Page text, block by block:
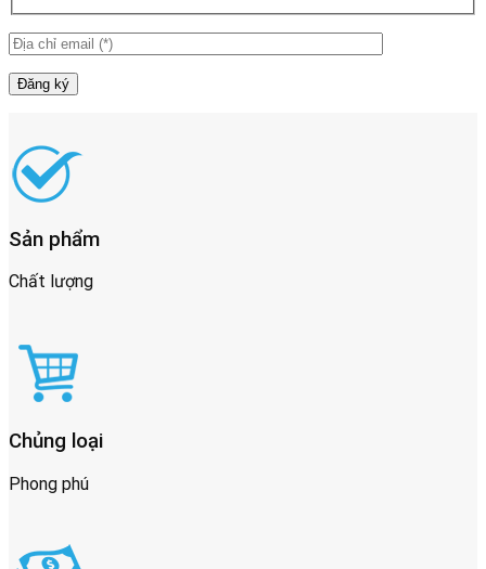
Sản phẩm
Chất lượng
Chủng loại
Phong phú